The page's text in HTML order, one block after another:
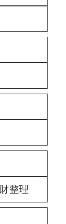
整理